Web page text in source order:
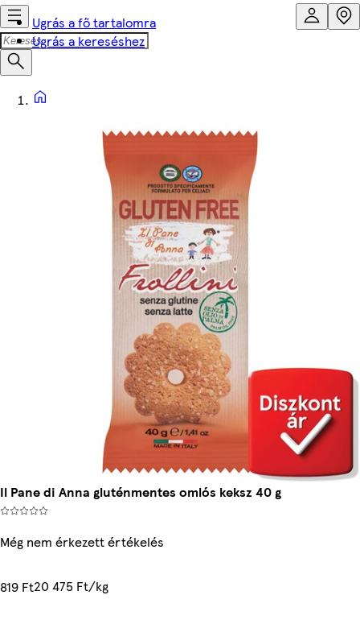
Ugrás a fő tartalomra
Ugrás a kereséshez
Il Pane di Anna gluténmentes omlós keksz 40 g
Még nem érkezett értékelés
819 Ft20 475 Ft/kg